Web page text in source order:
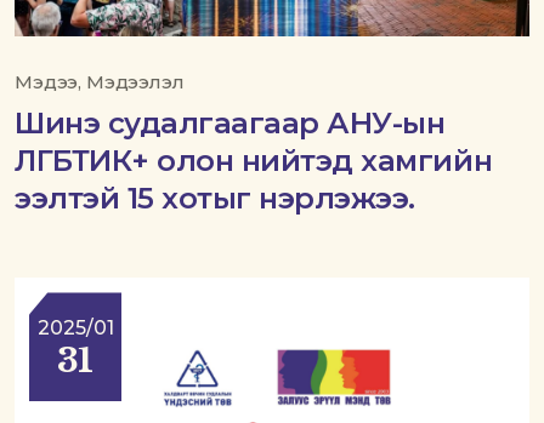
Мэдээ, Мэдээлэл
Шинэ судалгаагаар АНУ-ын
ЛГБТИК+ олон нийтэд хамгийн
ээлтэй 15 хотыг нэрлэжээ.
2025/01
31